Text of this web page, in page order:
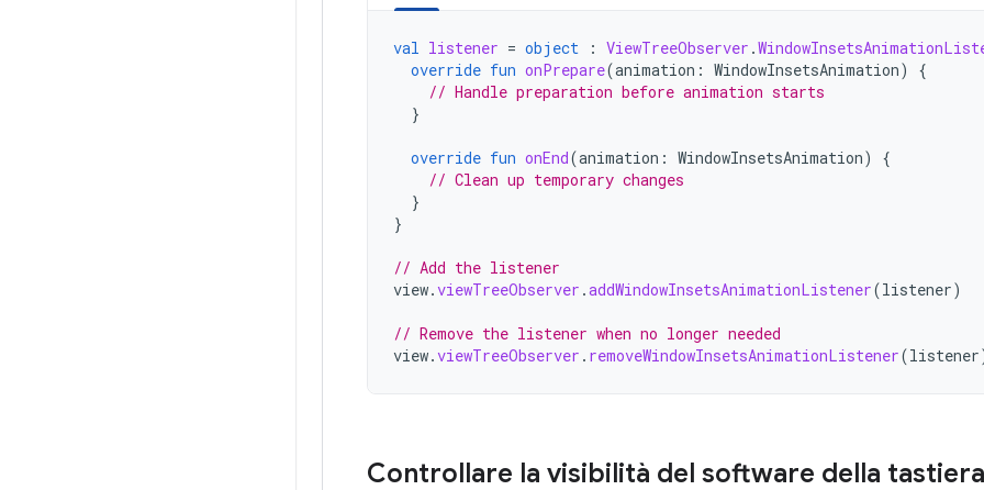
val listener = object : ViewTreeObserver .
override fun onPrepare(animation : WindowInsetsAnimation)
{
// Handle preparation before animation starts
}
override fun onEnd(animation : WindowInsetsAnimation)
{
// Clean up temporary changes
}
}
// Add the listener
view.viewTreeObserver .addWindowInsetsAnimationListener(listener)
// Remove the listener when no longer needed
view.viewTreeObserver . removeWindowInsetsAnimationListener(listener
Controllare la visibilità del software della tastiera